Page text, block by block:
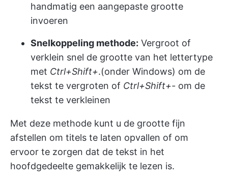
handmatig een aangepaste grootte
invoeren
Snelkoppeling methode: Vergroot of
verklein snel de grootte van het lettertype
met Ctrl+Shift+.(onder Windows) om de
tekst te vergroten of Ctrl+Shift+- om de
tekst te verkleinen
Met deze methode kunt u de grootte fijn
afstellen om titels te laten opvallen of om
ervoor te zorgen dat de tekst in het
hoofdgedeelte gemakkelijk te lezen is.